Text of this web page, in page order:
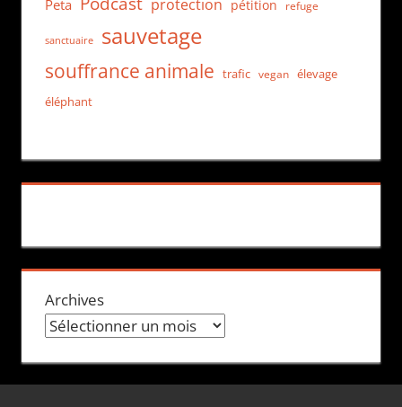
Peta protection pétition refuge
sanctuaire sauvetage
souffrance animale trafic vegan
élevage
éléphant
Archives